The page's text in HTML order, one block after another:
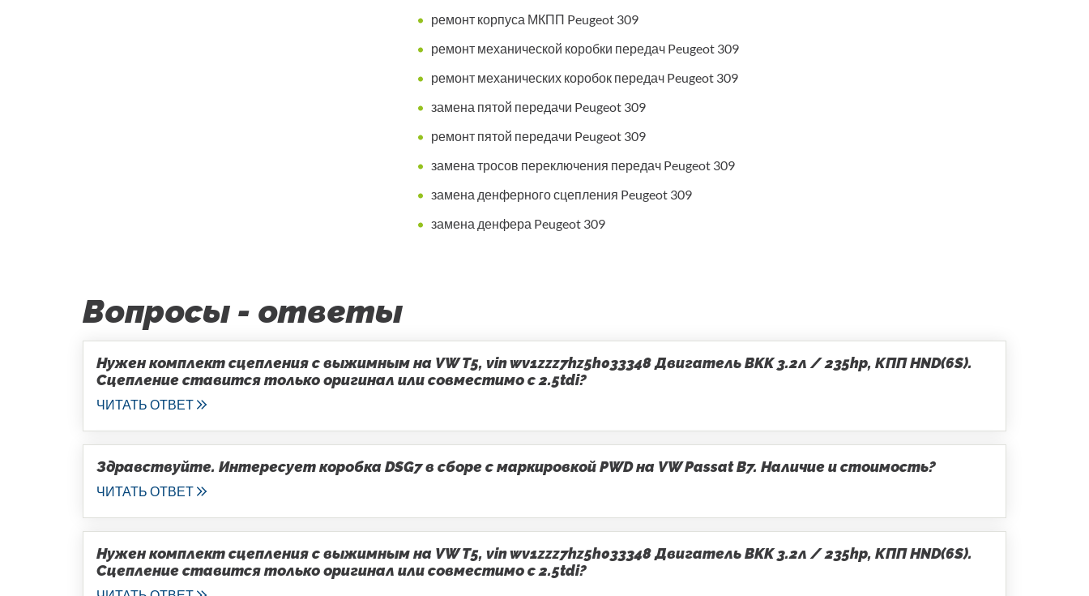
ремонт корпуса МКПП Peugeot 309
ремонт механической коробки передач Peugeot 309
ремонт механических коробок передач Peugeot 309
замена пятой передачи Peugeot 309
ремонт пятой передачи Peugeot 309
замена тросов переключения передач Peugeot 309
замена денферного сцепления Peugeot 309
замена денфера Peugeot 309
Вопросы - ответы
Нужен комплект сцепления с выжимным на VW T5, vin wv1zzz7hz5h033348 Двигатель BKK 3.2л / 235hp, КПП HND(6S).
Сцепление ставится только оригинал или совместимо с 2.5tdi?
ЧИТАТЬ ОТВЕТ
Здравствуйте. Интересует коробка DSG7 в сборе с маркировкой PWD на VW Passat B7. Наличие и стоимость?
ЧИТАТЬ ОТВЕТ
Нужен комплект сцепления с выжимным на VW T5, vin wv1zzz7hz5h033348 Двигатель BKK 3.2л / 235hp, КПП HND(6S).
Сцепление ставится только оригинал или совместимо с 2.5tdi?